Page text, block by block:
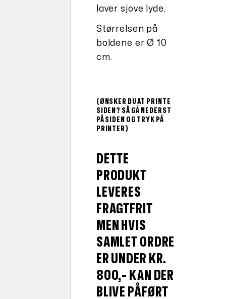
laver sjove lyde.
Størrelsen på
boldene er Ø 10
cm.
(ØNSKER DU AT PRINTE
SIDEN? SÅ GÅ NEDERST
PÅ SIDEN OG TRYK PÅ
PRINTER)
DETTE
PRODUKT
LEVERES
FRAGTFRIT
MEN HVIS
SAMLET ORDRE
ER UNDER KR.
800,- KAN DER
BLIVE PÅFØRT